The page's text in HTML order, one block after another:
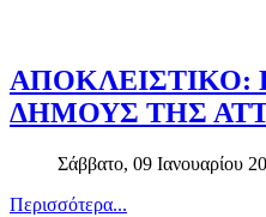
ΑΠΟΚΛΕΙΣΤΙΚΟ:
ΔΗΜΟΥΣ ΤΗΣ
Σάββατο, 09 Ιανουαρίου
Περισσότερα...